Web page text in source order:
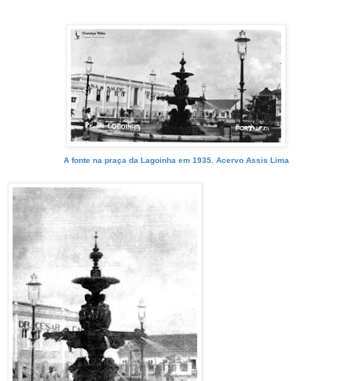
A fonte na praça da Lagoinha em 1935. Acervo Assis Lima